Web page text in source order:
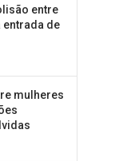
entre
entrada de
mulheres